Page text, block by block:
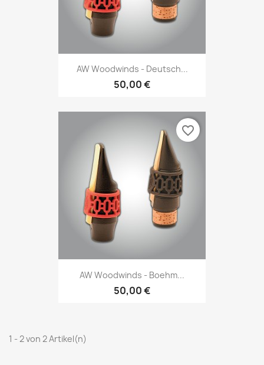
AW Woodwinds - Deutsch...
50,00 €
AW Woodwinds - Boehm...
50,00 €
favorite_border
1 - 2 von 2 Artikel(n)